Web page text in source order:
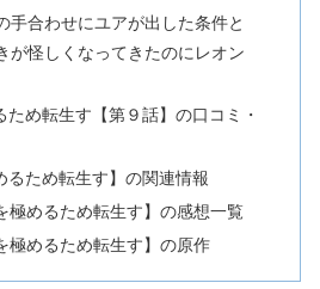
手合わせにユアが出した条件と
が怪しくなってきたのにレオン
め転生す【第９話】の口コミ・
るため転生す】の関連情報
極めるため転生す】の感想一覧
極めるため転生す】の原作